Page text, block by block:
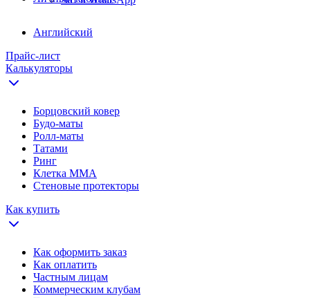
Английский
Прайс-лист
Калькуляторы
Борцовский ковер
Будо-маты
Ролл-маты
Татами
Ринг
Клетка ММА
Стеновые протекторы
Как купить
Как оформить заказ
Как оплатить
Частным лицам
Коммерческим клубам